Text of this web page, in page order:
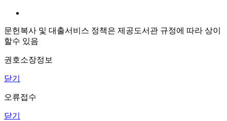
문헌복사 및 대출서비스 정책은 제공도서관 규정에 따라 상이
할수 있음
권호소장정보
닫기
오류접수
닫기